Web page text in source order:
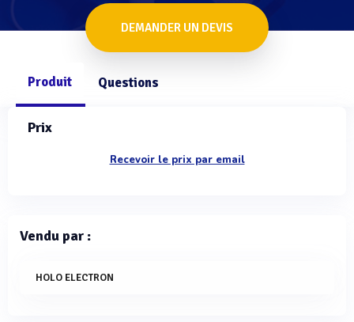
DEMANDER UN DEVIS
Produit Questions
Prix
Recevoir le prix par email
Vendu par :
HOLO ELECTRON